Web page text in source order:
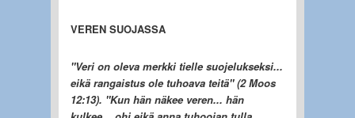
VEREN SUOJASSA
"Veri on oleva merkki tielle suojelukseksi...
eikä rangaistus ole tuhoava teitä" (2 Moos
12:13). "Kun hän näkee veren... hän